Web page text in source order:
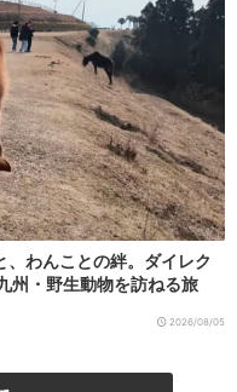
、わんことの絆。ダイレク
州・野生動物を訪ねる旅
2026/08/05